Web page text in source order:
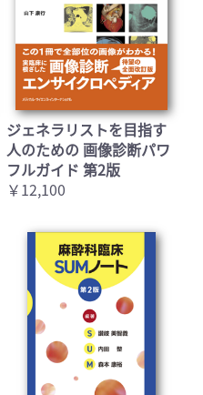
ジェネラリストを目指す
人のための 画像診断パワ
フルガイド 第2版
￥12,100